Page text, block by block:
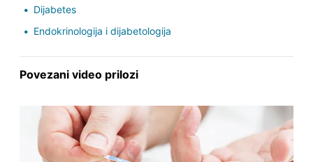
Dijabetes
Endokrinologija i dijabetologija
Povezani video prilozi